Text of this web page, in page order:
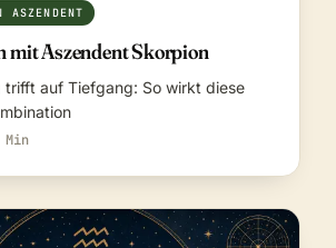
ASZENDENT
mit Aszendent Skorpion
trifft auf Tiefgang: So wirkt diese